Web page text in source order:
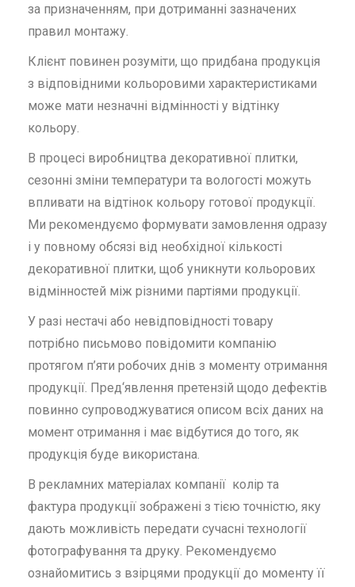
за призначенням, при дотриманні зазначених
правил монтажу.
Клієнт повинен розуміти, що придбана продукція
з відповідними кольоровими характеристиками
може мати незначні відмінності у відтінку
кольору.
В процесі виробництва декоративної плитки,
сезонні зміни температури та вологості можуть
впливати на відтінок кольору готової продукції.
Ми рекомендуємо формувати замовлення одразу
і у повному обсязі від необхідної кількості
декоративної плитки, щоб уникнути кольорових
відмінностей між різними партіями продукції.
У разі нестачі або невідповідності товару
потрібно письмово повідомити компанію
протягом п’яти робочих днів з моменту отримання
продукції. Пред‘явлення претензій щодо дефектів
повинно супроводжуватися описом всіх даних на
момент отримання і має відбутися до того, як
продукція буде використана.
В рекламних матеріалах компанії колір та
фактура продукції зображені з тією точністю, яку
дають можливість передати сучасні технології
фотографування та друку. Рекомендуємо
ознайомитись з взірцями продукції до моменту її